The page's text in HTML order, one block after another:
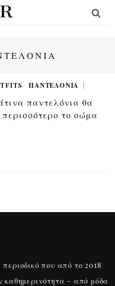
ΠΑΝΤΕΛΌΝΙΑ
παντελόνια θα
το σώμα
που από το 2018
– από μόδα